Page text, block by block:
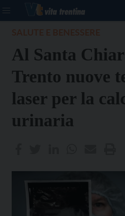
Al Santa
Trento nuove
laser per la
urinaria